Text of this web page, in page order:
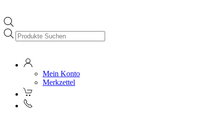
Products
search
Mein Konto
Merkzettel